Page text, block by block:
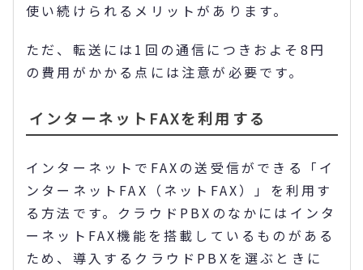
使い続けられるメリットがあります。
ただ、転送には1回の通信につきおよそ8円
の費用がかかる点には注意が必要です。
インターネットFAXを利用する
インターネットでFAXの送受信ができる「イ
ンターネットFAX（ネットFAX）」を利用す
る方法です。クラウドPBXのなかにはインタ
ーネットFAX機能を搭載しているものがある
ため、導入するクラウドPBXを選ぶときに